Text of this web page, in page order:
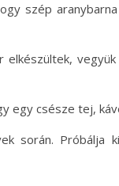
szép
elkészültek,
egy csésze tej,
során. Próbálja